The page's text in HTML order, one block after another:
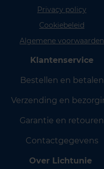
Privacy policy
Cookiebeleid
Algemene voorwaarden
Klantenservice
Bestellen en betalen
Verzending en
Garantie en retouren
Contactgegevens
Over Lichtunie